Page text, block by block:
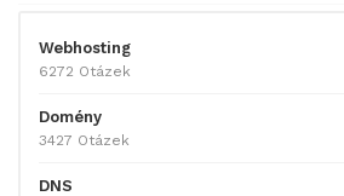
Webhosting
6272 Otázek
Domény
3427 Otázek
DNS